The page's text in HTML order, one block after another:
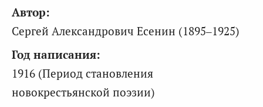
Автор:
Сергей Александрович Есенин (1895–1925)
Год написания:
1916 (Период становления
новокрестьянской поэзии)